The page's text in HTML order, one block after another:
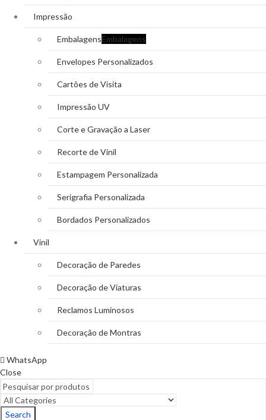
Impressão
EmbalagensEmbalagens
Envelopes Personalizados
Cartões de Visita
Impressão UV
Corte e Gravação a Laser
Recorte de Vinil
Estampagem Personalizada
Serigrafia Personalizada
Bordados Personalizados
Vinil
Decoração de Paredes
Decoração de Viaturas
Reclamos Luminosos
Decoração de Montras
WhatsApp
Close
Search